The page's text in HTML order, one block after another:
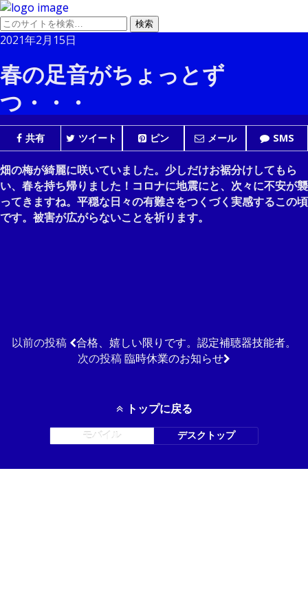
2021年2月15日
春の足音がちょっとず
つ・・・
共有 ツイート ピン メール SMS
畑の梅が綺麗に咲いていました。少しだけお裾分けしてもら
い、春を持ち帰りました！コロナに地震にと、次々に不安が襲
ってきますね。平穏な日々の有難さをつくづく実感するこの頃
です。被害が広がらないことを祈ります。
以前の投稿
合格、嬉しい限りです。認定補聴器技能者。
次の投稿臨時休業のお知らせ
トップに戻る
モバイル デスクトップ